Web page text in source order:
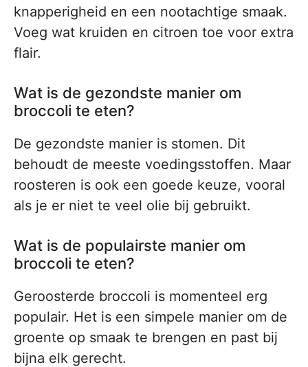
knapperigheid en een nootachtige smaak.
Voeg wat kruiden en citroen toe voor extra
flair.
Wat is de gezondste manier om
broccoli te eten?
De gezondste manier is stomen. Dit
behoudt de meeste voedingsstoffen. Maar
roosteren is ook een goede keuze, vooral
als je er niet te veel olie bij gebruikt.
Wat is de populairste manier om
broccoli te eten?
Geroosterde broccoli is momenteel erg
populair. Het is een simpele manier om de
groente op smaak te brengen en past bij
bijna elk gerecht.